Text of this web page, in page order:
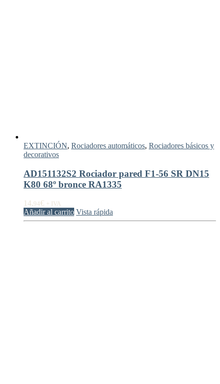
EXTINCIÓN, Rociadores automáticos, Rociadores básicos y
decorativos
AD151132S2 Rociador pared F1-56 SR DN15
K80 68º bronce RA1335
14,94€ + IVA
Añadir al carrito Vista rápida